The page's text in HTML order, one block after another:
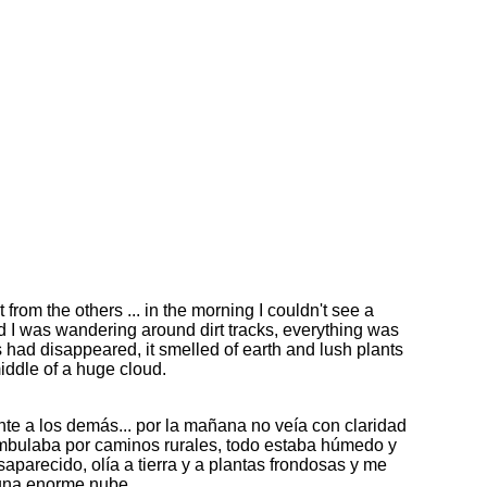
the others ... in the morning I couldn't see a
I was wandering around dirt tracks, everything was
had disappeared, it smelled of earth and lush plants
of a huge cloud.
a los demás... por la mañana no veía con claridad
por caminos rurales, todo estaba húmedo y
olía a tierra y a plantas frondosas y me